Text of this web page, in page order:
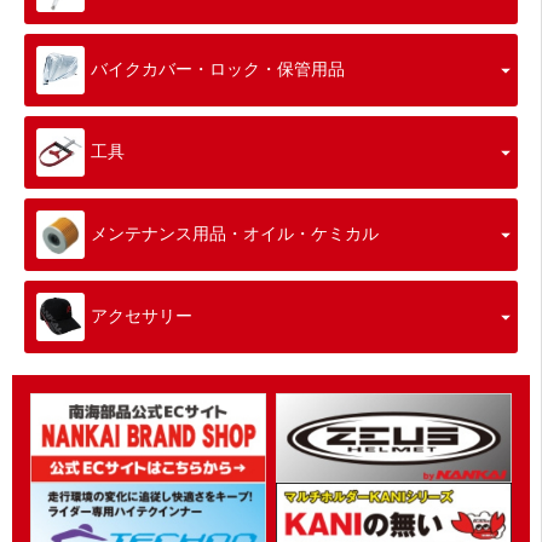
バイクカバー・ロック・保管用品
工具
メンテナンス用品・オイル・ケミカル
アクセサリー